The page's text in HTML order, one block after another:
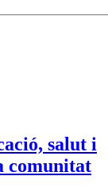
salut i
comunitat